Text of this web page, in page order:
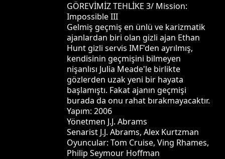
GÖREVİMİZ TEHLİKE 3/ Mission:
Impossible III
Gelmiş geçmiş en ünlü ve karizmatik
ajanlardan biri olan gizli ajan Ethan
Hunt gizli servis IMF'den ayrılmış,
kendisinin geçmişini bilmeyen
nişanlısı Julia Meade'le birlikte
gözlerden uzak yeni bir hayata
başlamıştı. Fakat ajanın geçmişi
burada da onu rahat bırakmayacaktır.
Yapım: 2006
Yönetmen J.J. Abrams
Senarist J.J. Abrams, Alex Kurtzman
Oyuncular: Tom Cruise, Ving Rhames,
Philip Seymour Hoffman